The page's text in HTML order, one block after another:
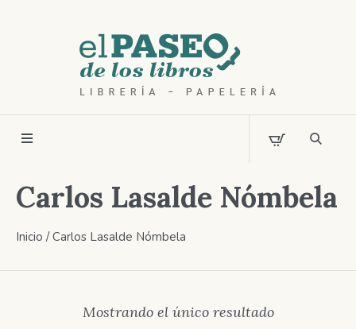
Carlos Lasalde Nómbela
Inicio / Carlos Lasalde Nómbela
Mostrando el único resultado